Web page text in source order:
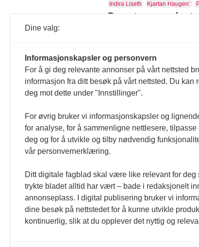
Indira Liseth Kjartan Haugen¨
Parautøverne
Lovordene sitter løst hos
Kjartan Haugen
Alle videre fra
På utfordrende føre klarte
Åge Skinstad Paraidrett
Ski-VM i Granåsen
Arrangørene av ski-VM i
Granåsen til vinteren.
05.11.2024 11:26
Eldre resultater
Dine valg:
Informasjonskapsler og personvern
For å gi deg relevante annonser på vårt nettsted
informasjon fra ditt besøk på vårt nettsted. Du kan
deg mot dette under "Innstillinger".
For øvrig bruker vi informasjonskapsler og
for analyse, for å sammenligne nettlesere, tilpasse
deg og for å utvikle og tilby nødvendig
vår personvernerklæring.
Ditt digitale fagblad skal være like relevant for deg
trykte bladet alltid har vært – bade i redaksjonelt
annonseplass. I digital publisering bruker vi
dine besøk på nettstedet for å kunne utvikle
kontinuerlig, slik at du opplever det nyttig og